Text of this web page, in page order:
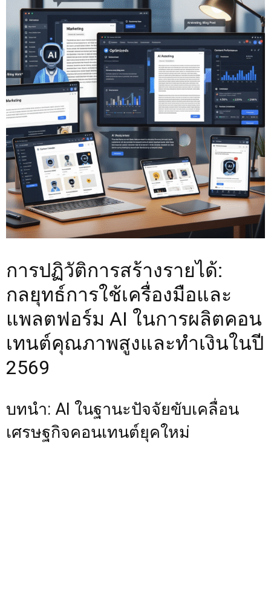
การปฏิวัติการสร้างรายได้:
กลยุทธ์การใช้เครื่องมือและ
แพลตฟอร์ม AI ในการผลิตคอน
เทนต์คุณภาพสูงและทำเงินในปี
2569
บทนำ: AI ในฐานะปัจจัยขับเคลื่อน
เศรษฐกิจคอนเทนต์ยุคใหม่